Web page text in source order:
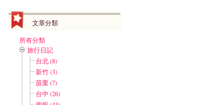
文章分類
所有分類
旅行日記
台北 (8)
新竹 (3)
苗栗 (7)
台中 (26)